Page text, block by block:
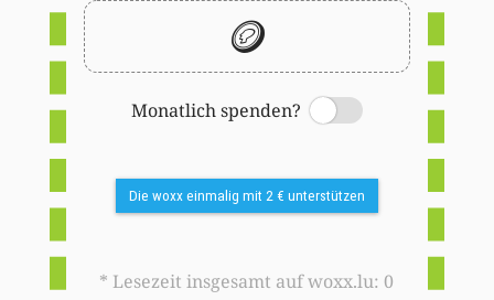
🪙
Monatlich spenden?
Switch
Die woxx einmalig mit 2 € unterstützen
* Lesezeit insgesamt auf woxx.lu: 0